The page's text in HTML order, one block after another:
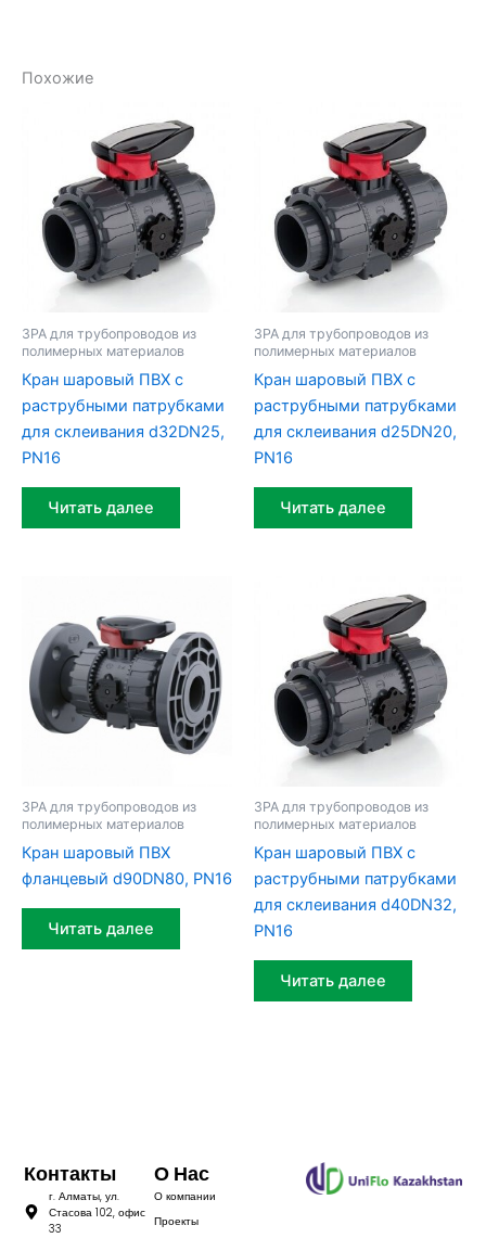
Похожие
ЗРА для трубопроводов из
полимерных материалов
Кран шаровый ПВХ c
раструбными патрубками
для склеивания d32DN25,
PN16
Читать далее
ЗРА для трубопроводов из
полимерных материалов
Кран шаровый ПВХ c
раструбными патрубками
для склеивания d25DN20,
PN16
Читать далее
ЗРА для трубопроводов из
полимерных материалов
Кран шаровый ПВХ
фланцевый d90DN80, PN16
Читать далее
ЗРА для трубопроводов из
полимерных материалов
Кран шаровый ПВХ c
раструбными патрубками
для склеивания d40DN32,
PN16
Читать далее
О Нас
О компании
Проекты
Контакты
г. Алматы, ул.
Стасова 102, офис
33